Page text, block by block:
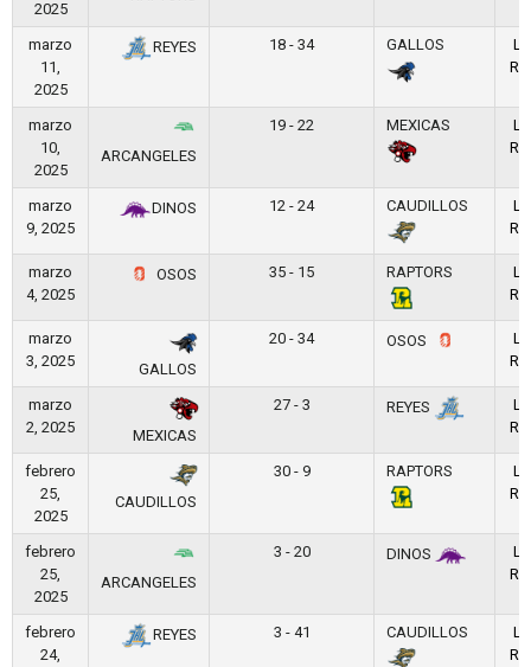
2025
marzo
11,
2025
REYES 18 - 34 GALLOS
marzo
10,
2025
ARCANGELES
19 - 22 MEXICAS
marzo
9, 2025
DINOS 12 - 24 CAUDILLOS
marzo
4, 2025
OSOS 35 - 15 RAPTORS
marzo
3, 2025
GALLOS
20 - 34 OSOS
marzo
2, 2025
MEXICAS
27 - 3 REYES
febrero
25,
2025
CAUDILLOS
30 - 9 RAPTORS
febrero
25,
2025
ARCANGELES
3 - 20 DINOS
febrero
24,
REYES 3 - 41 CAUDILLOS